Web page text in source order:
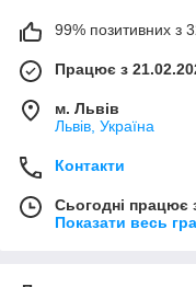
99% позитивних з
Працює з
м. Львів
Львів, Україна
Контакти
Сьогодні працює
Показати весь